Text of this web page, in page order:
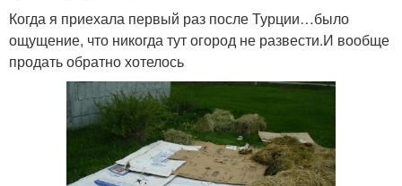
Когда я приехала первый раз после Турции…было
ощущение, что никогда тут огород не развести.И вообще
продать обратно хотелось